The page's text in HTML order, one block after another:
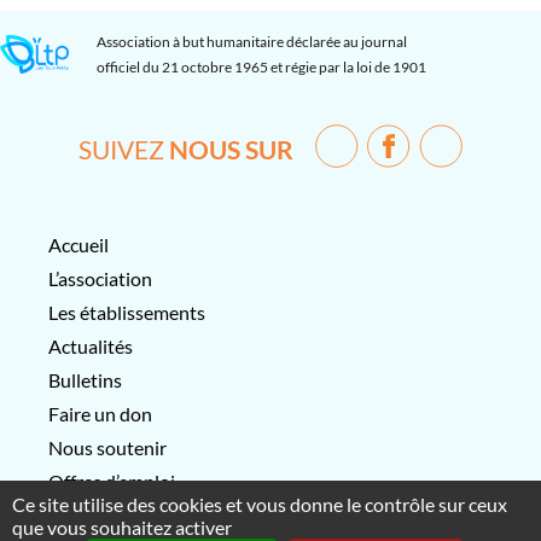
Association à but humanitaire déclarée au journal
officiel du 21 octobre 1965 et régie par la loi de 1901
SUIVEZ NOUS SUR
Accueil
L’association
Les établissements
Actualités
Bulletins
Faire un don
Nous soutenir
Offres d’emploi
Contactez-nous
Ce site utilise des cookies et vous donne le contrôle sur ceux
que vous souhaitez activer